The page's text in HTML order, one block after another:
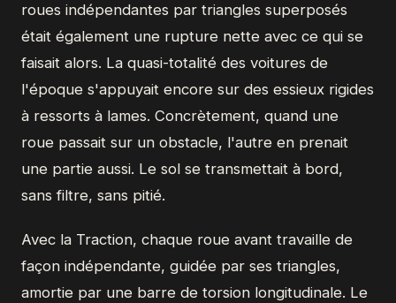
roues indépendantes par triangles superposés
était également une rupture nette avec ce qui se
faisait alors. La quasi-totalité des voitures de
l'époque s'appuyait encore sur des essieux rigides
à ressorts à lames. Concrètement, quand une
roue passait sur un obstacle, l'autre en prenait
une partie aussi. Le sol se transmettait à bord,
sans filtre, sans pitié.
Avec la Traction, chaque roue avant travaille de
façon indépendante, guidée par ses triangles,
amortie par une barre de torsion longitudinale. Le